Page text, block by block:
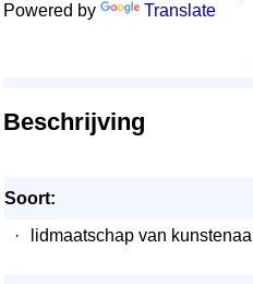
Powered by Translate
Beschrijving
Soort:
·
lidmaatschap van